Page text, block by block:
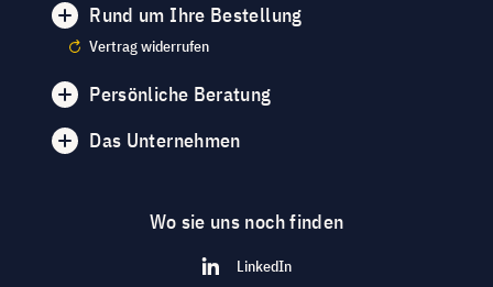
Rund um Ihre Bestellung
Vertrag widerrufen
Persönliche Beratung
Das Unternehmen
Wo sie uns noch finden
LinkedIn